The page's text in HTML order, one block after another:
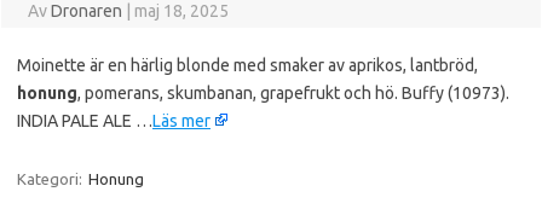
AvDronaren maj 18, 2025
Moinette är en härlig blonde med smaker av aprikos, lantbröd,
honung, pomerans, skumbanan, grapefrukt och hö. Buffy (10973).
INDIA PALE ALE …Läs mer
Kategori: Honung